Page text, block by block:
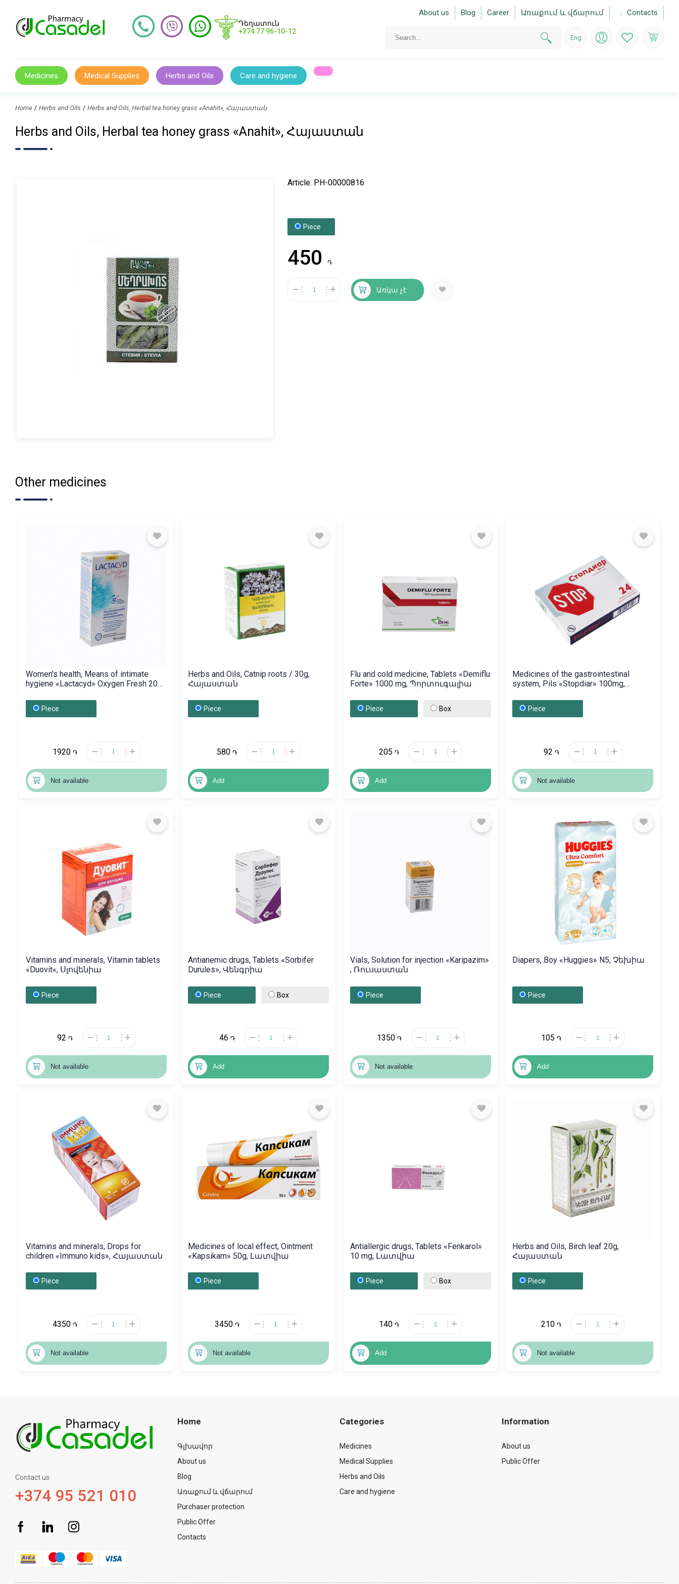
Դեղատուն
+374 77 96-10-12
About us Blog Career Առաքում և վճարում Contacts
Eng
Medicines Medical Supplies Herbs and Oils Care and hygiene
Home Herbs and Oils Herbs and Oils, Herbal tea honey grass «Anahit», Հայաստան
Herbs and Oils, Herbal tea honey grass «Anahit», Հայաստան
Article: PH-00000816
Piece
450֏
Առկա չէ
Other medicines
Women's health, Means of intimate
hygiene «Lactacyd» Oxygen Fresh 200
Piece
1920 ֏
Not available
Herbs and Oils, Catnip roots / 30g,
Հայաստան
Piece
580 ֏
Add
Flu and cold medicine, Tablets «Demiflu
Forte» 1000 mg, Պորտուգալիա
Piece Box
205 ֏
Add
Medicines of the gastrointestinal
system, Pils «Stopdiar» 100mg,
Piece
92 ֏
Not available
Vitamins and minerals, Vitamin tablets
«Duovit«, Սլովենիա
Piece
92 ֏
Not available
Antianemic drugs, Tablets «Sorbifer
Durules», Վենգրիա
Piece Box
46 ֏
Add
Vials, Solution for injection «Karipazim»
, Ռուսաստան
Piece
1350 ֏
Not available
Diapers, Boy «Huggies» N5, Չեխիա
Piece
105 ֏
Add
Vitamins and minerals, Drops for
children «Immuno kids», Հայաստան
Piece
4350 ֏
Not available
Medicines of local effect, Ointment
«Kapsikam» 50g, Լատվիա
Piece
3450 ֏
Not available
Antiallergic drugs, Tablets «Fenkarol»
10 mg, Լատվիա
Piece Box
140 ֏
Add
Herbs and Oils, Birch leaf 20g,
Հայաստան
Piece
210 ֏
Not available
Contact us
+374 95 521 010
Home
Գլխավոր
About us
Blog
Առաքում և վճարում
Purchaser protection
Public Offer
Contacts
Categories
Medicines
Medical Supplies
Herbs and Oils
Care and hygiene
Information
About us
Public Offer